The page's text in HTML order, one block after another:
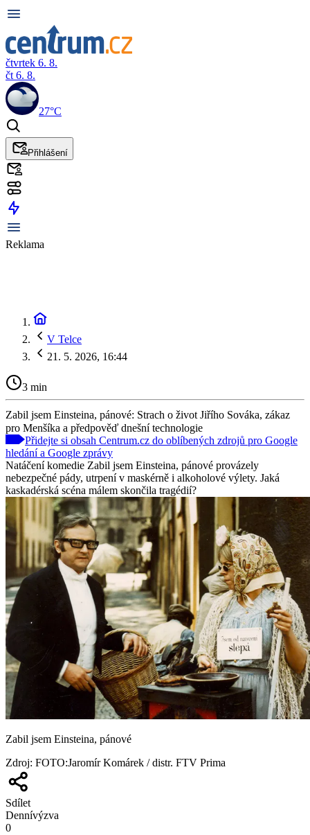
čtvrtek 6. 8.
čt 6. 8.
27°C
Přihlášení
Reklama
V Telce
21. 5. 2026, 16:44
3 min
Zabil jsem Einsteina, pánové: Strach o život Jiřího Sováka, zákaz
pro Menšíka a předpověď dnešní technologie
Přidejte si obsah Centrum.cz do oblíbených zdrojů pro Google
hledání a Google zprávy
Natáčení komedie Zabil jsem Einsteina, pánové provázely
nebezpečné pády, utrpení v maskérně i alkoholové výlety. Jaká
kaskadérská scéna málem skončila tragédií?
Zabil jsem Einsteina, pánové
Zdroj: FOTO:Jaromír Komárek / distr. FTV Prima
Sdílet
Dennívýzva
0